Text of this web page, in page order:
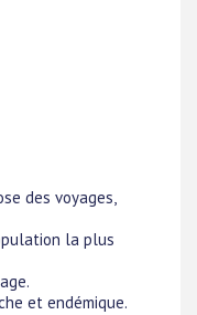
des voyages,
la plus
et endémique.